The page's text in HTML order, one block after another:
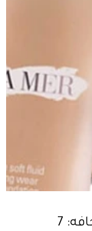
افضل كريم اساس للبشره الجافه: 7